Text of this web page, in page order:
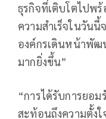
ธุรกิจที่เติบโตไปพ
ความสำเร็จในวัน
องค์กรเดินหน้าพัฒ
มากยิ่งขึ้น”
“การได้รับการยอ
สะท้อนถึงความตั้งใ